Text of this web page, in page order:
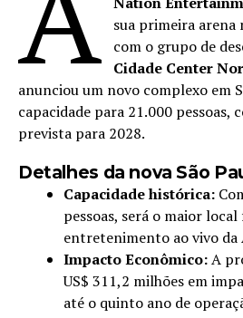
sua primeira arena
com o grupo de
Cidade Center
anunciou um novo complexo em
capacidade para 21.000 pessoas,
prevista para 2028.
Detalhes da nova São
Capacidade histórica:
pessoas, será o maior
entretenimento ao vivo da
Impacto Econômico:A
US$ 311,2 milhões em
até o quinto ano de